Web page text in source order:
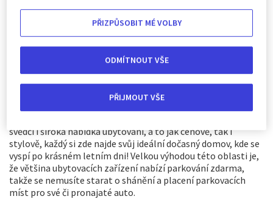
pozvolna vstupuje do moře, takže se zde mohou koupat i ti
nejmenší. Voda je křišťálově čistá a je velmi oblíbená i mezi
potápěči a šnorchlaři. Staré město na Slunečném pobřeží
nabízí vynikající restaurace a bary pro ty, kteří se chtějí po
celodenním odpočinku na pláži najíst. Pulzující noční život je
vždy skvělou zábavou pro cestovatele, mladé i starší
návštěvníky večírků s širokou nabídkou barů. Nezapomeňte
na úchvatné západy slunce, které jsou pro všechny
svědčí i široká nabídka ubytování, a to jak cenově, tak i
stylově, každý si zde najde svůj ideální dočasný domov, kde se
vyspí po krásném letním dni! Velkou výhodou této oblasti je,
že většina ubytovacích zařízení nabízí parkování zdarma,
takže se nemusíte starat o shánění a placení parkovacích
míst pro své či pronajaté auto.
PŘIZPŮSOBIT MÉ VOLBY
ODMÍTNOUT VŠE
PŘIJMOUT VŠE